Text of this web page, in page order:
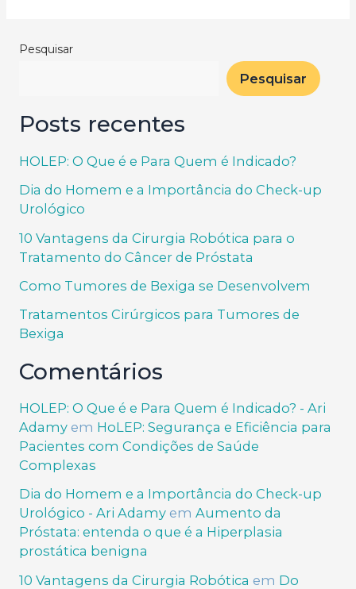
Pesquisar
Pesquisar
Posts recentes
HOLEP: O Que é e Para Quem é Indicado?
Dia do Homem e a Importância do Check-up
Urológico
10 Vantagens da Cirurgia Robótica para o
Tratamento do Câncer de Próstata
Como Tumores de Bexiga se Desenvolvem
Tratamentos Cirúrgicos para Tumores de
Bexiga
Comentários
HOLEP: O Que é e Para Quem é Indicado? - Ari
Adamyem HoLEP: Segurança e Eficiência para
Pacientes com Condições de Saúde
Complexas
Dia do Homem e a Importância do Check-up
Urológico - Ari Adamyem Aumento da
Próstata: entenda o que é a Hiperplasia
prostática benigna
10 Vantagens da Cirurgia Robótica em Do